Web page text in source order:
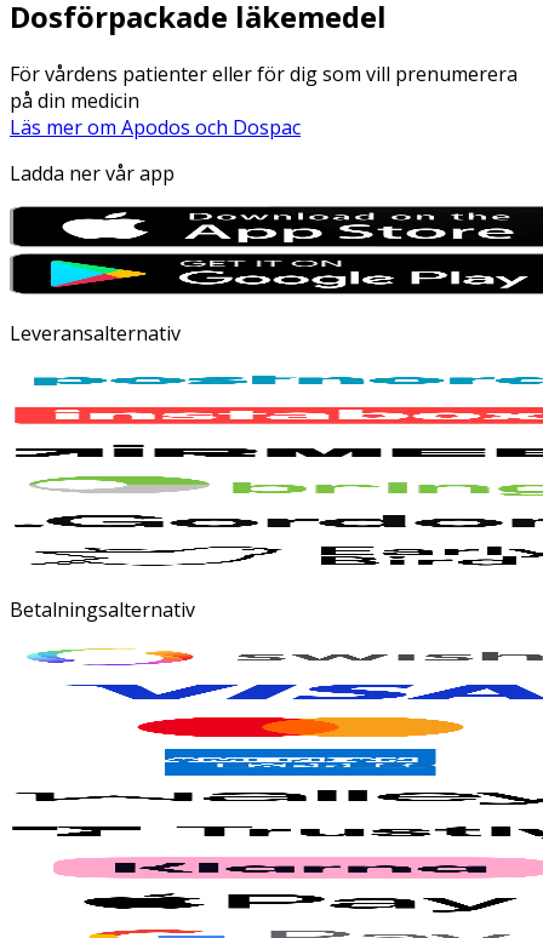
Dosförpackade läkemedel
För vårdens patienter eller för dig som vill prenumerera
på din medicin
Läs mer om Apodos och Dospac
Ladda ner vår app
Leveransalternativ
Betalningsalternativ